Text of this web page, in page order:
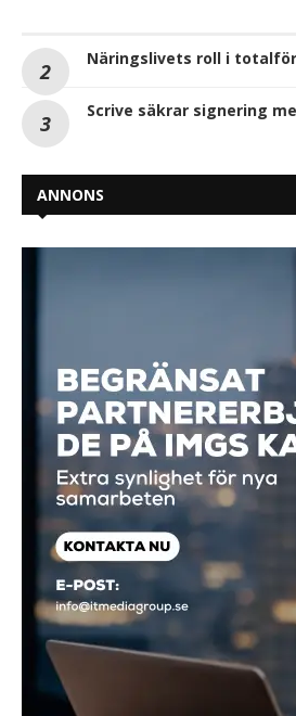
Näringslivets roll i
Scrive säkrar signering
ANNONS